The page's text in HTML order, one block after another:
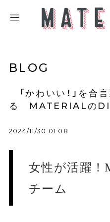
BLOG
「かわいい！」を合
る MATERIALの
2024/11/30 01:08
女性が活躍
チーム